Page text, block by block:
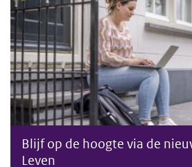
Blijf op de hoogte via de
Leven